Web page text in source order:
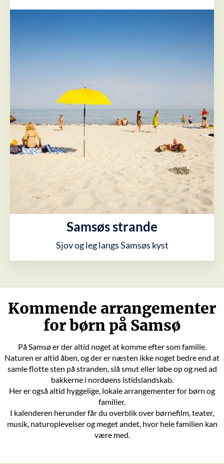
Samsøs strande
Sjov og leg langs Samsøs kyst
Kommende arrangementer
for børn på Samsø
På Samsø er der altid noget at komme efter som familie.
Naturen er altid åben, og der er næsten ikke noget bedre end at
samle flotte sten på stranden, slå smut eller løbe op og ned ad
bakkerne i nordøens istidslandskab.
Her er også altid hyggelige, lokale arrangementer for børn og
familier.
I kalenderen herunder får du overblik over børnefilm, teater,
musik, naturoplevelser og meget andet, hvor hele familien kan
være med.